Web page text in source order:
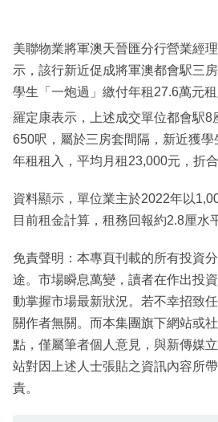
區
美聯物業將軍澳天晉匯分行營業經
示，該行新近促成將軍澳都會駅三
學生「一炮過」繳付年租27.6萬元租
羅定康表示，上述成交單位都會駅8
650呎，屬於三房套間隔，新近獲
年租租入，平均月租23,000元，折
資料顯示，單位業主於2022年以
目前租金計算，租務回報約2.8厘水
免責聲明：本專頁刊載的所有投資
途。市場瞬息萬變，讀者在作出投
動掌握市場最新狀況。若不幸招致
關作者無關。而本集團旗下網站或
點，僅屬筆者個人意見，與新傳媒
站對因上述人士張貼之資訊內容所
責。